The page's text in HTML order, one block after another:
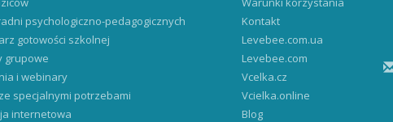
psychologiczno-pedagogicznych
gotowości szkolnej
grupowe
i webinary
specjalnymi potrzebami
internetowa
Kontakt
Levebee.com.ua
Levebee.com
Vcelka.cz
Vcielka.online
Blog